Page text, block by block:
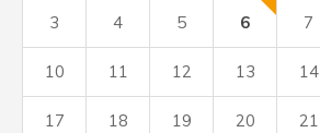
3 4 5 6 7
10 11 12 13 14
17 18 19 20 21